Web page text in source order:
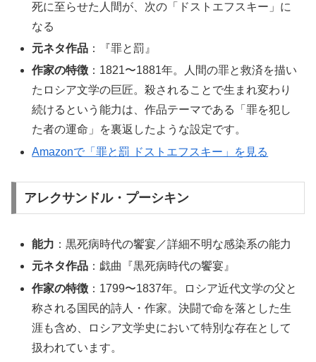
死に至らせた人間が、次の「ドストエフスキー」に
なる
元ネタ作品 ：『罪と罰』
作家の特徴 ：1821〜1881年。人間の罪と救済を描い
たロシア文学の巨匠。殺されることで生まれ変わり
続けるという能力は、作品テーマである「罪を犯し
た者の運命」を裏返したような設定です。
Amazonで「罪と罰 ドストエフスキー」を見る
アレクサンドル・プーシキン
能力 ：黒死病時代の饗宴／詳細不明な感染系の能力
元ネタ作品 ：戯曲『黒死病時代の饗宴』
作家の特徴 ：1799〜1837年。ロシア近代文学の父と
称される国民的詩人・作家。決闘で命を落とした生
涯も含め、ロシア文学史において特別な存在として
扱われています。